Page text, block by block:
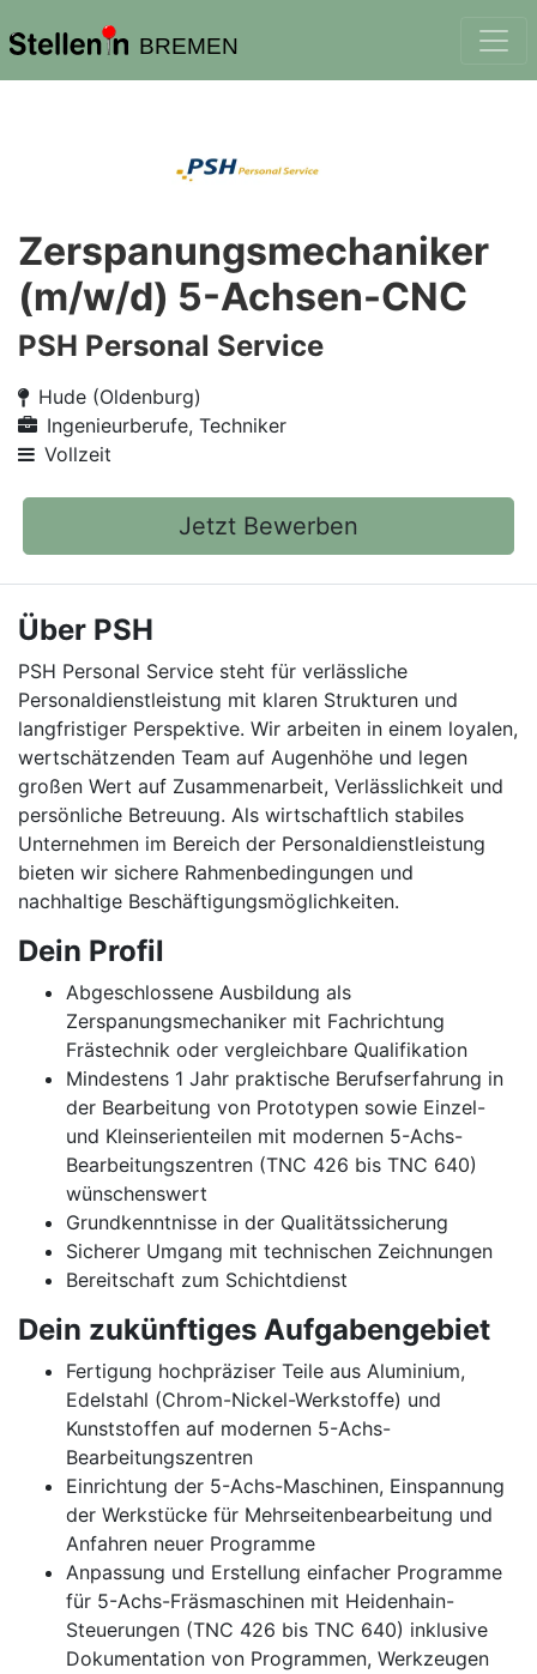
BREMEN
Zerspanungsmechaniker
(m/w/d) 5-Achsen-CNC
PSH Personal Service
Hude (Oldenburg)
Ingenieurberufe, Techniker
Vollzeit
Jetzt Bewerben
Über PSH
PSH Personal Service steht für verlässliche
Personaldienstleistung mit klaren Strukturen und
langfristiger Perspektive. Wir arbeiten in einem loyalen,
wertschätzenden Team auf Augenhöhe und legen
großen Wert auf Zusammenarbeit, Verlässlichkeit und
persönliche Betreuung. Als wirtschaftlich stabiles
Unternehmen im Bereich der Personaldienstleistung
bieten wir sichere Rahmenbedingungen und
nachhaltige Beschäftigungsmöglichkeiten.
Dein Profil
Abgeschlossene Ausbildung als
Zerspanungsmechaniker mit Fachrichtung
Frästechnik oder vergleichbare Qualifikation
Mindestens 1 Jahr praktische Berufserfahrung in
der Bearbeitung von Prototypen sowie Einzel-
und Kleinserienteilen mit modernen 5-Achs-
Bearbeitungszentren (TNC 426 bis TNC 640)
wünschenswert
Grundkenntnisse in der Qualitätssicherung
Sicherer Umgang mit technischen Zeichnungen
Bereitschaft zum Schichtdienst
Dein zukünftiges Aufgabengebiet
Fertigung hochpräziser Teile aus Aluminium,
Edelstahl (Chrom-Nickel-Werkstoffe) und
Kunststoffen auf modernen 5-Achs-
Bearbeitungszentren
Einrichtung der 5-Achs-Maschinen, Einspannung
der Werkstücke für Mehrseitenbearbeitung und
Anfahren neuer Programme
Anpassung und Erstellung einfacher Programme
für 5-Achs-Fräsmaschinen mit Heidenhain-
Steuerungen (TNC 426 bis TNC 640) inklusive
Dokumentation von Programmen, Werkzeugen